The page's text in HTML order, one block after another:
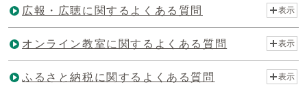
広報・広聴に関するよくある質問 表示
オンライン教室に関するよくある質問 表示
ふるさと納税に関するよくある質問 表示